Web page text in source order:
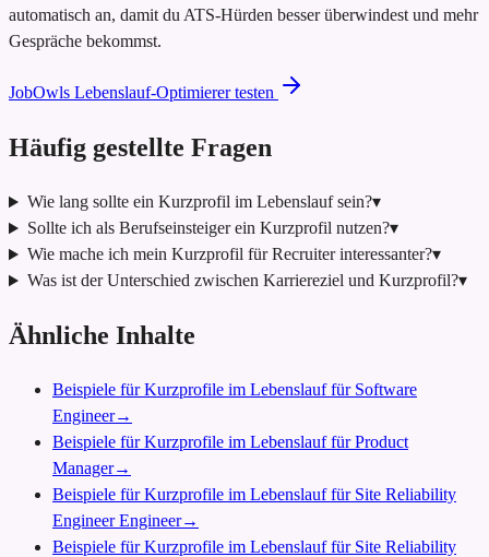
automatisch an, damit du ATS-Hürden besser überwindest und mehr
Gespräche bekommst.
JobOwls Lebenslauf-Optimierer testen
Häufig gestellte Fragen
Wie lang sollte ein Kurzprofil im Lebenslauf sein?▾
Sollte ich als Berufseinsteiger ein Kurzprofil nutzen?▾
Wie mache ich mein Kurzprofil für Recruiter interessanter?▾
Was ist der Unterschied zwischen Karriereziel und Kurzprofil?▾
Ähnliche Inhalte
Beispiele für Kurzprofile im Lebenslauf für Software
Engineer→
Beispiele für Kurzprofile im Lebenslauf für Product
Manager→
Beispiele für Kurzprofile im Lebenslauf für Site Reliability
Engineer Engineer→
Beispiele für Kurzprofile im Lebenslauf für Site Reliability